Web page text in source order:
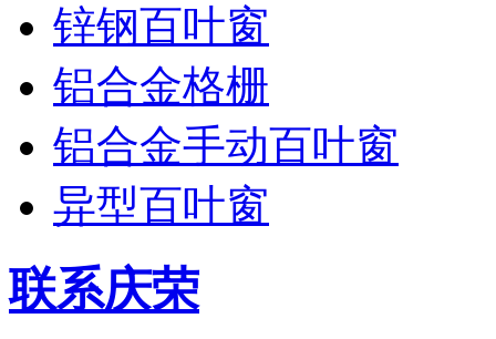
锌钢百叶窗
铝合金格栅
铝合金手动百叶窗
异型百叶窗
联系庆荣